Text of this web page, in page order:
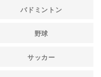
バドミントン
野球
サッカー